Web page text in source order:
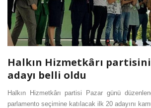
Halkın Hizmetkârı
adayı belli oldu
Halkın Hizmetkârı partisi Pazar günü
parlamento seçimine katılacak ilk 20 adayını